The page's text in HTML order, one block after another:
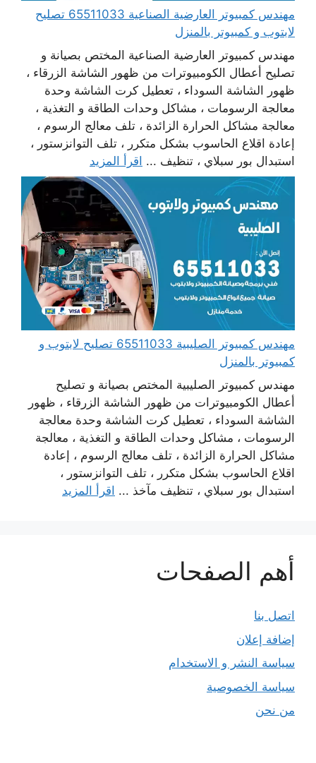
مهندس كمبيوتر العارضية الصناعية 65511033 تصليح
لابتوب و كمبيوتر بالمنزل
مهندس كمبيوتر العارضية الصناعية المختص بصيانة و
تصليح أعطال الكومبيوترات من ظهور الشاشة الزرقاء ،
ظهور الشاشة السوداء ، تعطيل كرت الشاشة وحدة
معالجة الرسومات ، مشاكل وحدات الطاقة و التغذية ،
معالجة مشاكل الحرارة الزائدة ، تلف معالج الرسوم ،
إعادة اقلاع الحاسوب بشكل متكرر ، تلف التوانزستور ،
استبدال بور سبلاي ، تنظيف ... اقرأ المزيد
مهندس كمبيوتر الصليبية 65511033 تصليح لابتوب و
كمبيوتر بالمنزل
مهندس كمبيوتر الصليبية المختص بصيانة و تصليح
أعطال الكومبيوترات من ظهور الشاشة الزرقاء ، ظهور
الشاشة السوداء ، تعطيل كرت الشاشة وحدة معالجة
الرسومات ، مشاكل وحدات الطاقة و التغذية ، معالجة
مشاكل الحرارة الزائدة ، تلف معالج الرسوم ، إعادة
اقلاع الحاسوب بشكل متكرر ، تلف التوانزستور ،
استبدال بور سبلاي ، تنظيف مآخذ ... اقرأ المزيد
أهم الصفحات
اتصل بنا
إضافة إعلان
سياسة النشر و الاستخدام
سياسة الخصوصية
من نحن